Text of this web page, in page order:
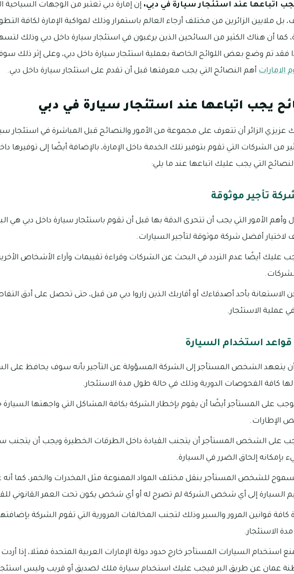
اتباعها عند استئجار سيارة في دبي، إن إمارة دبي تعتبر من الوجهات السياحية
بل ملايين الزائرين من مختلف أرجاء العالم باستمرار وذلك لمواكبة الإمارة لكافة
كما أن هناك الكثير من السائحين الذين يرغبون في استئجار سيارة داخل دبي وذلك
لذا فقد تم وضع بعض اللوائح الخاصة بعملية استئجار سيارة داخل دبي، وعلى إثر
الامارات أهم النصائح التي يجب معرفتها قبل أن تقدم على استئجار سيارة داخل دبي.
يجب اتباعها عند استئجار سيارة في دبي
عزيزي الزائر أن تتعرف على مجموعة من الأمور والنصائح قبل المباشرة في استئجار
من الشركات التي تقوم بتوفير تلك الخدمة داخل الإمارة، بالإضافة أيضًا إلى توفيرها
التي يجب عليك اتباعها عند ما يلي:
تأجير موثوقة
وأهم الأمور التي يجب أن تتحرى الدقة بها قبل أن تقوم باستئجار سيارة داخل دبي هي
لاختيار أفضل شركة موثوقة لتأجير السيارات.
عليك أيضًا عدم التردد في البحث عن الشركات وقراءة تقييمات وآراء الأشخاص
الاستعانة بأحد أصدقاءك أو أقاربك الذين زاروا دبي من قبل، حتى تحصل على أدق
في عملية الاستئجار.
قواعد استخدام السيارة
يتعهد الشخص المستأجر إلى الشركة المسؤولة عن التأجير بأنه سوف يحافظ على
كافة الفحوصات الدورية وذلك في حالة طول مدة الاستئجار.
على المستأجر أيضًا أن يقوم بإخطار الشركة بكافة المشاكل التي واجهتها السيارة
الإطارات.
على الشخص المستأجر أن يتجنب القيادة داخل الطرقات الخطيرة ويجب أن يتجنب
بإمكانه إلحاق الضرر في السيارة.
للشخص المستأجر بنقل مختلف المواد الممنوعة مثل المخدرات والخمر، كما
السيارة إلى أي شخص الشركة لم تصرح له أو أي شخص يكون تحت العمر القانوني
كافة قوانين المرور والسير وذلك لتجنب المخالفات المرورية التي تقوم الشركة
الاستئجار.
استخدام السيارات المستأجر خارج حدود دولة الإمارات العربية المتحدة فمثلا، إذا
عمان عن طريق البر فيجب عليك استخدام سيارة ملك لصديق أو قريب وليس